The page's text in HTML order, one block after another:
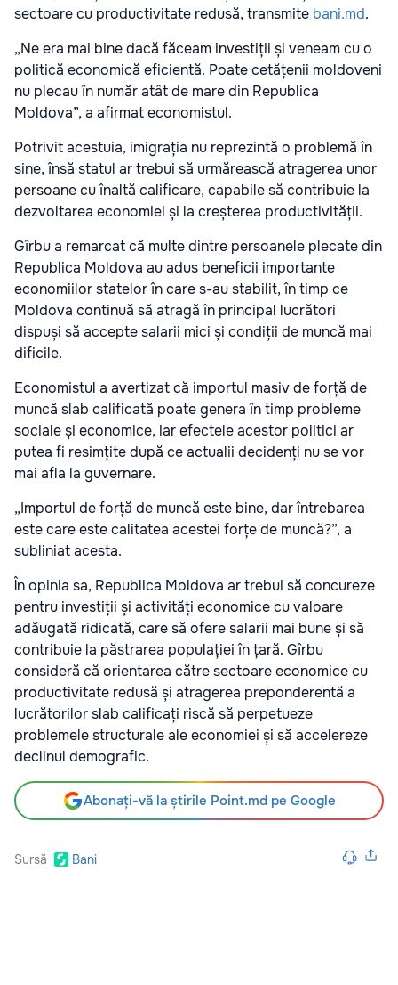
sectoare cu productivitate redusă, transmite bani.md.
„Ne era mai bine dacă făceam investiții și veneam cu o
politică economică eficientă. Poate cetățenii moldoveni
nu plecau în număr atât de mare din Republica
Moldova”, a afirmat economistul.
Potrivit acestuia, imigrația nu reprezintă o problemă în
sine, însă statul ar trebui să urmărească atragerea unor
persoane cu înaltă calificare, capabile să contribuie la
dezvoltarea economiei și la creșterea productivității.
Gîrbu a remarcat că multe dintre persoanele plecate din
Republica Moldova au adus beneficii importante
economiilor statelor în care s-au stabilit, în timp ce
Moldova continuă să atragă în principal lucrători
dispuși să accepte salarii mici și condiții de muncă mai
dificile.
Economistul a avertizat că importul masiv de forță de
muncă slab calificată poate genera în timp probleme
sociale și economice, iar efectele acestor politici ar
putea fi resimțite după ce actualii decidenți nu se vor
mai afla la guvernare.
„Importul de forță de muncă este bine, dar întrebarea
este care este calitatea acestei forțe de muncă?”, a
subliniat acesta.
În opinia sa, Republica Moldova ar trebui să concureze
pentru investiții și activități economice cu valoare
adăugată ridicată, care să ofere salarii mai bune și să
contribuie la păstrarea populației în țară. Gîrbu
consideră că orientarea către sectoare economice cu
productivitate redusă și atragerea preponderentă a
lucrătorilor slab calificați riscă să perpetueze
problemele structurale ale economiei și să accelereze
declinul demografic.
Abonați-vă la știrile Point.md pe Google
Sursă Bani